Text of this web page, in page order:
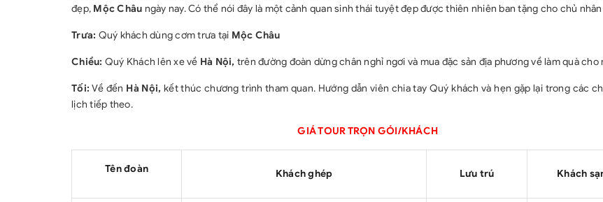
đẹp, Mộc Châu ngày nay. Có thể nói đây là một cảnh quan sinh thái tuyệt đẹp được thiên nhiên ban tặng cho chủ
Trưa: Quý khách dùng cơm trưa tại Mộc Châu
Chiều: Quý Khách lên xe về Hà Nội, trên đường đoàn dừng chân nghỉ ngơi và mua đặc sản địa phương về làm quà cho
Tối: Về đến Hà Nội, kết thúc chương trình tham quan. Hướng dẫn viên chia tay Quý khách và hẹn gặp lại trong các
lịch tiếp theo.
GIÁ TOUR TRỌN GÓI/KHÁCH
Tên đoàn Khách ghép Lưu trú Khách